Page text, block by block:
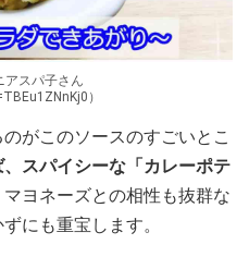
アスパ子さん
）
がこのソースのすごいとこ
スパイシーな「カレーポテ
マヨネーズとの相性も抜群な
にも重宝します。